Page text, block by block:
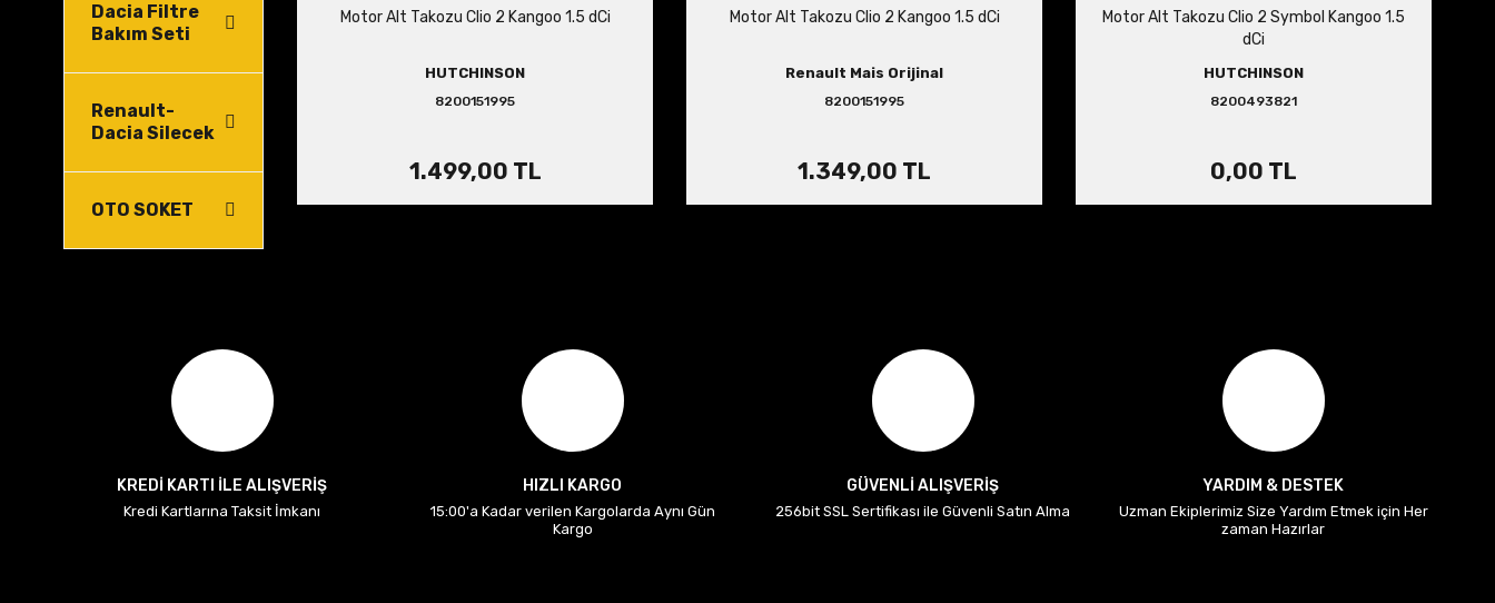
Dacia Filtre
Bakım Seti
Renault-
Dacia Silecek
OTO SOKET
Motor Alt Takozu Clio 2 Kangoo 1.5 dCi
HUTCHINSON
8200151995
1.499,00 TL
Motor Alt Takozu Clio 2 Kangoo 1.5 dCi
Renault Mais Orijinal
8200151995
1.349,00 TL
Motor Alt Takozu Clio 2 Symbol Kangoo 1.5
dCi
HUTCHINSON
8200493821
0,00 TL
KREDİ KARTI İLE ALIŞVERİŞ
Kredi Kartlarına Taksit İmkanı
HIZLI KARGO
15:00'a Kadar verilen Kargolarda Aynı Gün
Kargo
GÜVENLİ ALIŞVERİŞ
256bit SSL Sertifikası ile Güvenli Satın Alma
YARDIM & DESTEK
Uzman Ekiplerimiz Size Yardım Etmek için Her
zaman Hazırlar